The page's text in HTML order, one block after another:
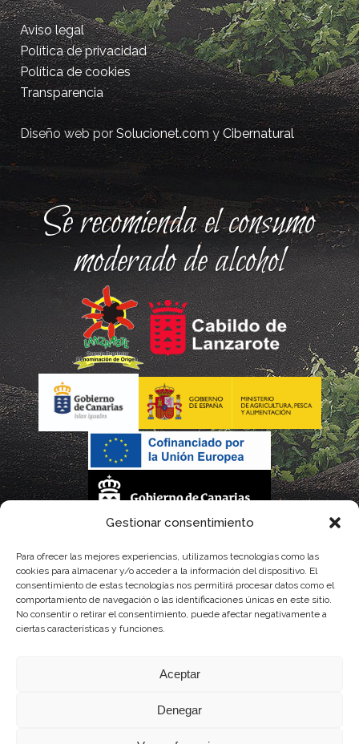
Gestionar consentimiento
Para ofrecer las mejores experiencias, utilizamos tecnologías como las
cookies para almacenar y/o acceder a la información del dispositivo. El
consentimiento de estas tecnologías nos permitirá procesar datos como el
comportamiento de navegación o las identificaciones únicas en este sitio.
No consentir o retirar el consentimiento, puede afectar negativamente a
ciertas características y funciones.
Aceptar
Denegar
Aviso legal
Política de privacidad
Política de cookies
Transparencia
Diseño web porSolucionet.comyCibernatural
Se recomienda el consumo
moderado de alcohol
parcialmente, por el Gobierno de Canarias
con fondos provenientes del presupuesto de gastos del Instituto Canario de
Calidad Agroalimentaria